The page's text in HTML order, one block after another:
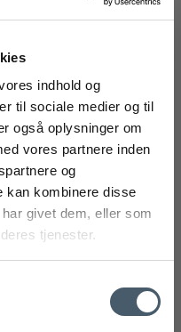
indhold og
til sociale medier og til
også oplysninger om
vores partnere inden
og
kan kombinere disse
givet dem, eller som
tjenester.
Table Round SC96
på vårt nyhetsbrev.
allerede nedsatte varer
Rocket.